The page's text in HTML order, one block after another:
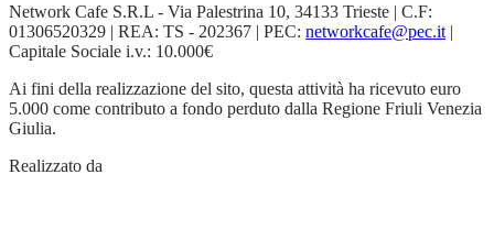
Network Cafe S.R.L - Via Palestrina 10, 34133 Trieste | C.F:
01306520329 | REA: TS - 202367 | PEC: networkcafe@pec.it |
Capitale Sociale i.v.: 10.000€
Ai fini della realizzazione del sito, questa attività ha ricevuto euro
5.000 come contributo a fondo perduto dalla Regione Friuli Venezia
Giulia.
Realizzato da